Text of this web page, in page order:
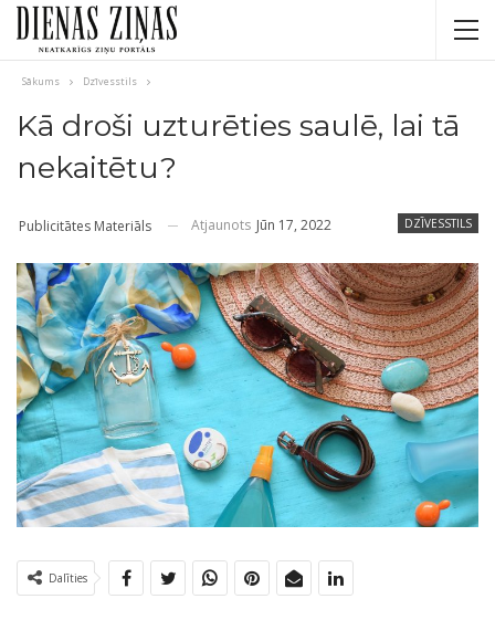
Sākums Dzīvesstils
Kā droši uzturēties saulē, lai tā
nekaitētu?
DZĪVESSTILS
Publicitātes Materiāls Atjaunots Jūn 17, 2022
Dalīties